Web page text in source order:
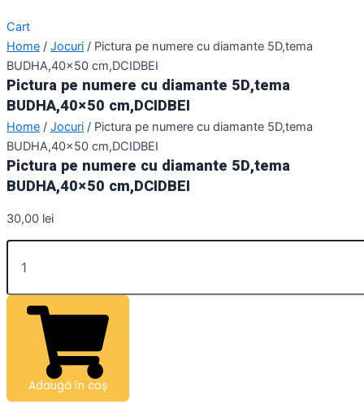
Cart
Home / Jocuri / Pictura pe numere cu diamante 5D,tema
BUDHA,40×50 cm,DCIDBEI
Pictura pe numere cu diamante 5D,tema
BUDHA,40×50 cm,DCIDBEI
Home / Jocuri / Pictura pe numere cu diamante 5D,tema
BUDHA,40×50 cm,DCIDBEI
Pictura pe numere cu diamante 5D,tema
BUDHA,40×50 cm,DCIDBEI
30,00 lei
Adaugă în coș